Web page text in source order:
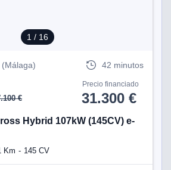
1 / 16
42 minutos
€
Precio financiado
31.300 €
Hybrid 107kW (145CV) e-
Km 145 CV